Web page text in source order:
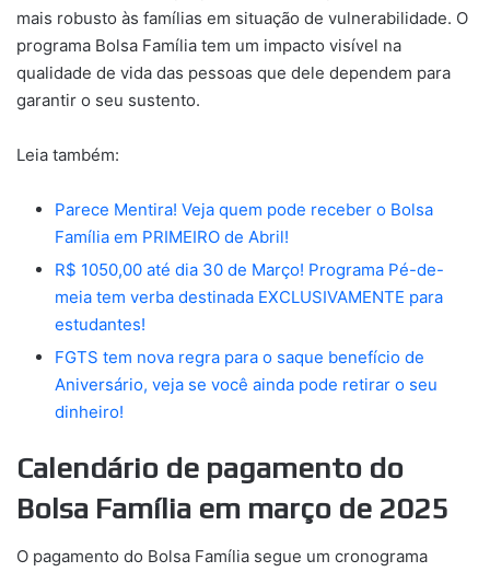
mais robusto às famílias em situação de vulnerabilidade. O
programa Bolsa Família tem um impacto visível na
qualidade de vida das pessoas que dele dependem para
garantir o seu sustento.
Leia também:
Parece Mentira! Veja quem pode receber o Bolsa
Família em PRIMEIRO de Abril!
R$ 1050,00 até dia 30 de Março! Programa Pé-de-
meia tem verba destinada EXCLUSIVAMENTE para
estudantes!
FGTS tem nova regra para o saque benefício de
Aniversário, veja se você ainda pode retirar o seu
dinheiro!
Calendário de pagamento do
Bolsa Família em março de 2025
O pagamento do Bolsa Família segue um cronograma